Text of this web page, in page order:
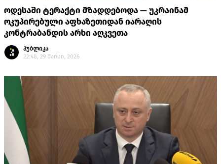
ოდესაში ტერაქტი მზადდებოდა — უკრაინამ
ოკუპირებული აფხაზეთიდან იარაღის
კონტრაბანდის არხი აღკვეთა
პუბლიკა
22:48, 29 მაისი, 2026